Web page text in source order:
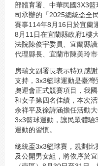
部體育署、中華民國3X3
司承辦的「2025總統盃全
賽事114年8月16日於宜蘭
8月11日在宜蘭縣政府1樓
法院陳俊宇委員、宜蘭縣
代理縣長、宜蘭市陳美玲
房瑞文副署長表示特別感
支持，3x3籃球運動是臺灣
奧運會正式競賽項目，我
和女子第四名佳績，本次
余祥平及徐詩涵擔任活動
3x3籃球運動，讓民眾體
運動的習慣。
總統盃3x3籃球賽，規劃比
及公開男女組，將依序於